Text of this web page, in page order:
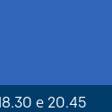
e 20.45